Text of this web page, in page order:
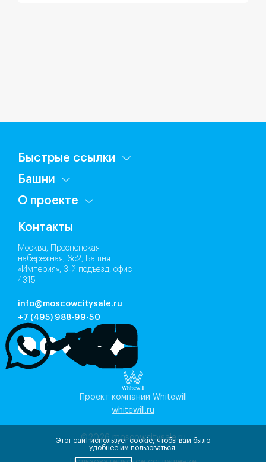
Быстрые ссылки
Башни
О проекте
Контакты
Москва, Пресненская
набережная, 6с2, Башня
«Империя», 3‑й подъезд, офис
4315
info@moscowcitysale.ru
+7 (495) 988-99-50
©2026moscowcitysale.ru
Проект компании Whitewill
whitewill.ru
Этот сайт использует cookie, чтобы вам было
удобнее им пользоваться.